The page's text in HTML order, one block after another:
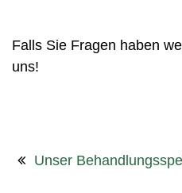
Falls Sie Fragen haben
uns!
Unser